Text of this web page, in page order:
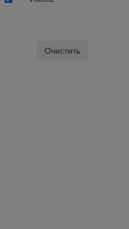
Очистить